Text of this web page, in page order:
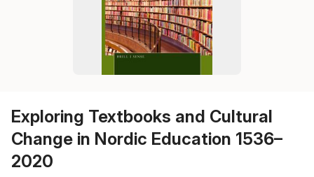
Exploring Textbooks and Cultural
Change in Nordic Education 1536–
2020